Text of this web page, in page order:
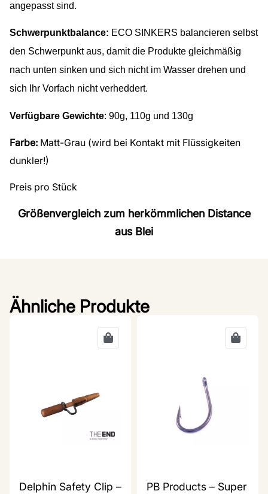
angepasst sind.
Schwerpunktbalance: ECO SINKERS balancieren selbst
den Schwerpunkt aus, damit die Produkte gleichmäßig
nach unten sinken und sich nicht im Wasser drehen und
sich Ihr Vorfach nicht verheddert.
Verfügbare Gewichte: 90g, 110g und 130g
Farbe: Matt-Grau (wird bei Kontakt mit Flüssigkeiten
dunkler!)
Preis pro Stück
Größenvergleich zum herkömmlichen Distance
aus Blei
Ähnliche Produkte
Delphin Safety Clip –
PB Products – Super